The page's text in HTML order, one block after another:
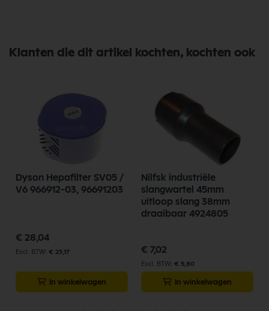
Klanten die dit artikel kochten, kochten ook
Dyson Hepafilter SV05 /
V6 966912-03, 96691203
€ 28,04
€ 23,17
In winkelwagen
Nilfsk industriële
slangwartel 45mm
uitloop slang 38mm
draaibaar 4924805
€ 7,02
€ 5,80
In winkelwagen